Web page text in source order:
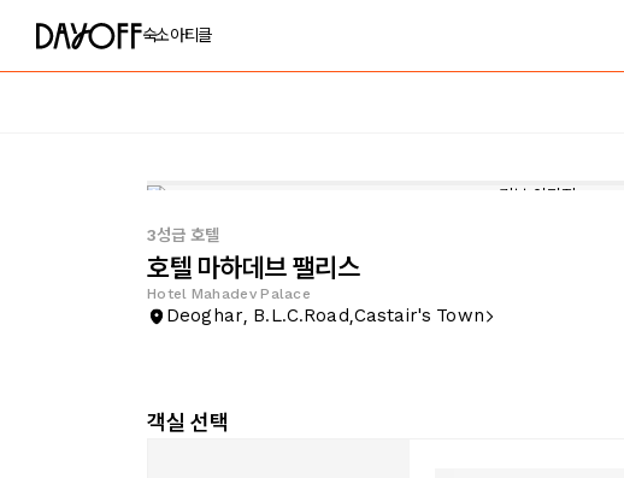
숙소아티클
3성급 호텔
호텔 마하데브 팰리스
Hotel Mahadev Palace
Deoghar, B.L.C.Road,Castair's Town
객실 선택